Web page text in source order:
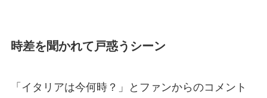
時差を聞かれて戸惑うシーン
「イタリアは今何時？」とファンからのコメント